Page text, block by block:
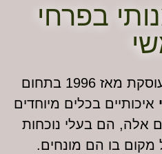
בפרחי
הלנה פרימו אמנית העוסקת מאז 1996 בתחום
בכלים מיוחדים
הם בעלי נוכחות
הם מונחים.